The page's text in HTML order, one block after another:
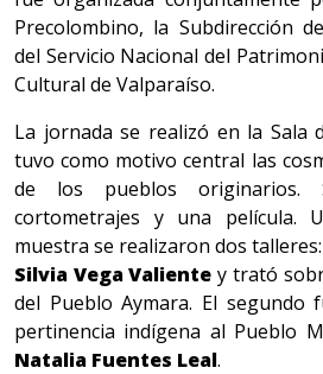
Precolombino, la Subdirección
del Servicio Nacional del
Cultural de Valparaíso.
La jornada se realizó en la Sala
tuvo como motivo central las
de los pueblos originarios.
cortometrajes y una película.
muestra se realizaron dos
Silvia Vega Valiente y trató
del Pueblo Aymara. El segundo
pertinencia indígena al Pueblo
Natalia Fuentes Leal.